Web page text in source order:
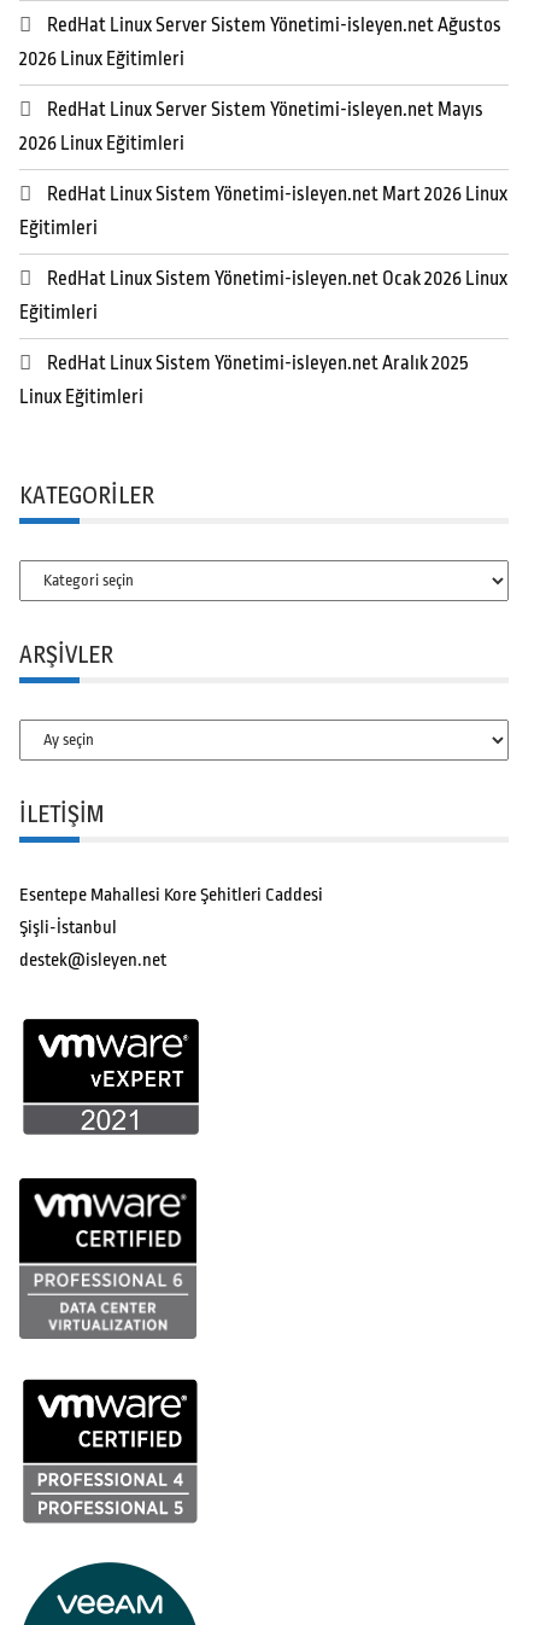
RedHat Linux Server Sistem Yönetimi-isleyen.net Ağustos
2026 Linux Eğitimleri
RedHat Linux Server Sistem Yönetimi-isleyen.net Mayıs
2026 Linux Eğitimleri
RedHat Linux Sistem Yönetimi-isleyen.net Mart 2026 Linux
Eğitimleri
RedHat Linux Sistem Yönetimi-isleyen.net Ocak 2026 Linux
Eğitimleri
RedHat Linux Sistem Yönetimi-isleyen.net Aralık 2025
Linux Eğitimleri
KATEGORILER
Kategoriler
ARŞIVLER
Arşivler
İLETİŞİM
Esentepe Mahallesi Kore Şehitleri Caddesi
Şişli-İstanbul
destek@isleyen.net